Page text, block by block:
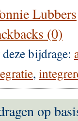
Lubbers
(0)
bijdrage:
,
op